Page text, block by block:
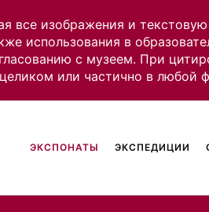
все изображения и
использования в
с музеем. При
или частично в любой
ЭКСПОНАТЫ ЭКСПЕДИЦИИ